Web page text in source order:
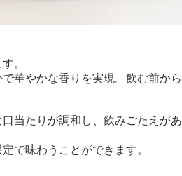
。
華やかな香りを実現。飲む前から
当たりが調和し、飲みごたえがあ
で味わうことができます。